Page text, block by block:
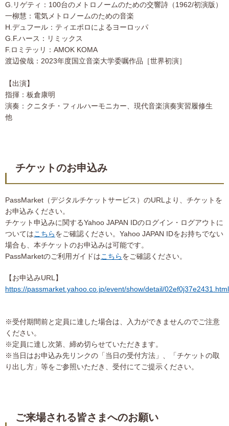
G.リゲティ：100台のメトロノームのための交響詩（1962/初演版）
一柳慧：電気メトロノームのための音楽
H.デュフール：ティエポロによるヨーロッパ
G.F.ハース：リミックス
F.ロミテッリ：AMOK KOMA
渡辺俊哉：2023年度国立音楽大学委嘱作品［世界初演］
【出演】
指揮：板倉康明
演奏：クニタチ・フィルハーモニカー、現代音楽演奏実習履修生
他
チケットのお申込み
PassMarket（デジタルチケットサービス）のURLより、チケットを
お申込みください。
チケット申込みに関するYahoo JAPAN IDのログイン・ログアウトに
ついてはこちらをご確認ください。Yahoo JAPAN IDをお持ちでない
場合も、本チケットのお申込みは可能です。
PassMarketのご利用ガイドはこちらをご確認ください。
【お申込みURL】
https://passmarket.yahoo.co.jp/event/show/detail/02ef0j37e2431.html
※受付期間前と定員に達した場合は、入力ができませんのでご注意
ください。
※定員に達し次第、締め切らせていただきます。
※当日はお申込み先リンクの「当日の受付方法」、「チケットの取
り出し方」等をご参照いただき、受付にてご提示ください。
ご来場される皆さまへのお願い